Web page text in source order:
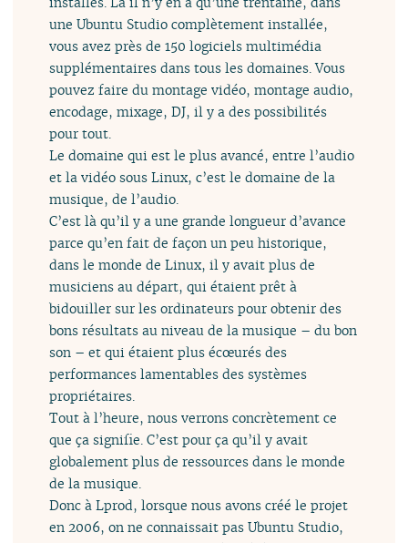
une Ubuntu Studio complètement installée,
vous avez près de 150 logiciels multimédia
supplémentaires dans tous les domaines. Vous
pouvez faire du montage vidéo, montage audio,
encodage, mixage, DJ, il y a des possibilités
pour tout.
Le domaine qui est le plus avancé, entre l’audio
et la vidéo sous Linux, c’est le domaine de la
musique, de l’audio.
C’est là qu’il y a une grande longueur d’avance
parce qu’en fait de façon un peu historique,
dans le monde de Linux, il y avait plus de
musiciens au départ, qui étaient prêt à
bidouiller sur les ordinateurs pour obtenir des
bons résultats au niveau de la musique – du bon
son – et qui étaient plus écœurés des
performances lamentables des systèmes
propriétaires.
Tout à l’heure, nous verrons concrètement ce
que ça signifie. C’est pour ça qu’il y avait
globalement plus de ressources dans le monde
de la musique.
Donc à Lprod, lorsque nous avons créé le projet
en 2006, on ne connaissait pas Ubuntu Studio,